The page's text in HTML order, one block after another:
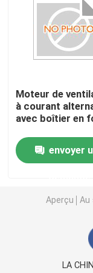
Moteur de
Moteur de
Fan centrifuge
Condensateur
Moteur balayé
Moteur de
à courant
avec boîtier en
envoyer
Aperçu Au
LA